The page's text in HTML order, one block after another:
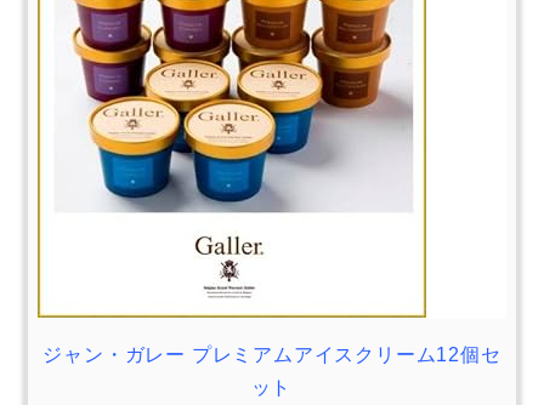
ジャン・ガレー プレミアムアイスクリーム12個セ
ット